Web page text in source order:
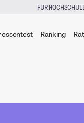
FÜR
Ranking